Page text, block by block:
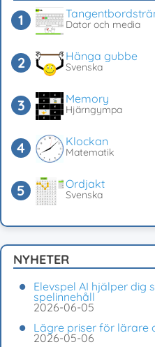
Dator och media
Hänga gubbe
Svenska
Memory
Hjärngympa
Klockan
Matematik
Ordjakt
Svenska
NYHETER
Elevspel AI hjälper dig
spelinnehåll
2026-06-05
Lägre priser för lärare
2026-05-06